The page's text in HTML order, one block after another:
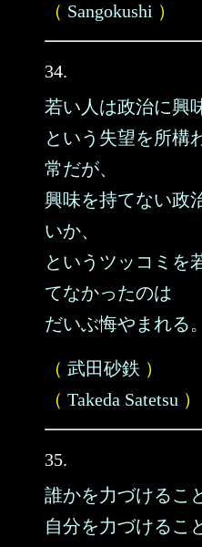
（ Sangokushi ）
34.
若い人は政治に興
という失望を所構
常だが、
興味を持てない政
いか、
というツッコミを
てなかったのは
だいぶ悔やまれる。
（ 武田砂鉄 ）
（ Takeda Satetsu ）
35.
誰かを力づけるこ
自分を力づけるこ